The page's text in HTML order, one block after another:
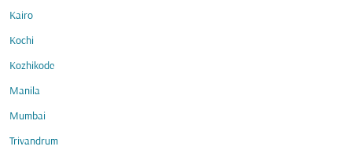
Kairo
Kochi
Kozhikode
Manila
Mumbai
Trivandrum